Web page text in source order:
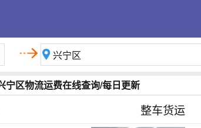
宁区物流运费在线查询/每日更新
整车货运